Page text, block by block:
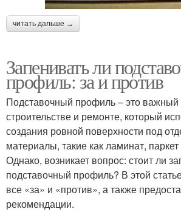
читать дальше →
Запенивать ли
профиль: за и против
Подставочный профиль – это важный
строительстве и ремонте, который
создания ровной поверхности под
материалы, такие как ламинат,
Однако, возникает вопрос: стоит ли
подставочный профиль? В этой
все «за» и «против», а также
рекомендации.